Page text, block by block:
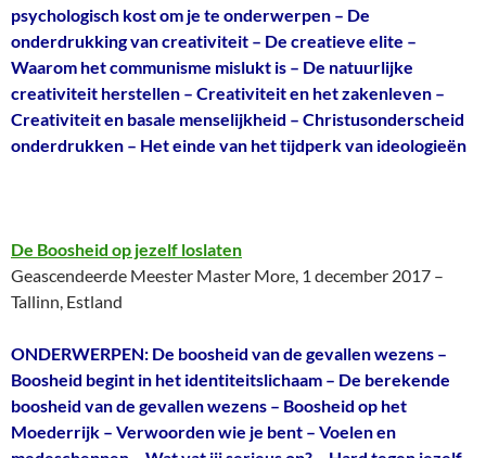
psychologisch kost om je te onderwerpen – De
onderdrukking van creativiteit – De creatieve elite –
Waarom het communisme mislukt is – De natuurlijke
creativiteit herstellen – Creativiteit en het zakenleven –
Creativiteit en basale menselijkheid – Christusonderscheid
onderdrukken – Het einde van het tijdperk van ideologieën
De Boosheid op jezelf loslaten
Geascendeerde Meester Master More, 1 december 2017 –
Tallinn, Estland
ONDERWERPEN: De boosheid van de gevallen wezens –
Boosheid begint in het identiteitslichaam – De berekende
boosheid van de gevallen wezens – Boosheid op het
Moederrijk – Verwoorden wie je bent – Voelen en